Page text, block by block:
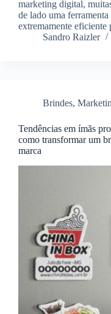
marketing digital,
de lado uma
extremamente
Sandro Raizler
Brindes,
Tendências em ímãs
como transformar um
marca